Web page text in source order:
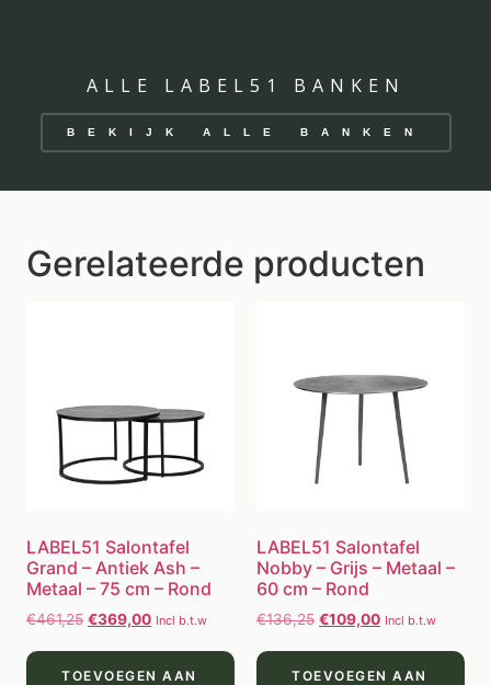
ALLE LABEL51 BANKEN
BEKIJK ALLE BANKEN
Gerelateerde producten
LABEL51 Salontafel
Grand – Antiek Ash –
Metaal – 75 cm – Rond
€461,25 €369,00 Incl b.t.w
TOEVOEGEN AAN
LABEL51 Salontafel
Nobby – Grijs – Metaal –
60 cm – Rond
€136,25 €109,00 Incl b.t.w
TOEVOEGEN AAN